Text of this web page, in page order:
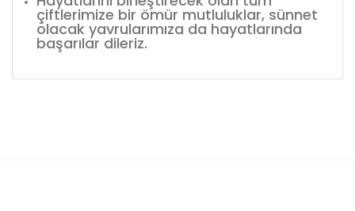
çiftlerimize bir ömür mutluluklar, sünnet
olacak yavrularımıza da hayatlarında
başarılar dileriz.